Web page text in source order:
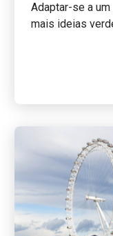
Adaptar-se a
mais ideias